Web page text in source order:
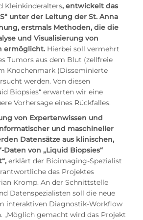
Kleinkinderalters, entwickelt das
unter der Leitung der St. Anna
erstmals Methoden, die die
und Visualisierung von
ermöglicht.Hierbei soll vermehrt
Tumors aus dem Blut (zellfreie
Knochenmark (Disseminierte
werden. Von diesen
Biopsies“ erwarten wir eine
Vorhersage eines Rückfalles.
von Expertenwissen und
und maschineller
Datensätze aus klinischen,
Daten von „Liquid Biopsies“
erklärt der Bioimaging-Spezialist
des Projektes
Kromp. An der Schnittstelle
Datenspezialisten soll die neue
interaktiven Diagnostik-Workflow
„Möglich gemacht wird das Projekt